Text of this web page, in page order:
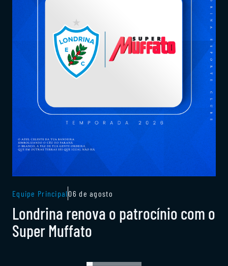
Equipe Principal06 de agosto
Londrina renova o patrocínio com o
Super Muffato